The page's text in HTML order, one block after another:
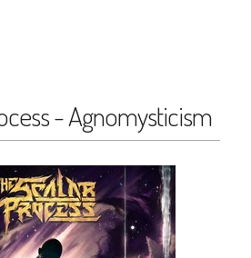
- Agnomysticism